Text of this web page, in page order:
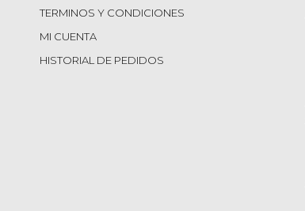
TERMINOS Y CONDICIONES
MI CUENTA
HISTORIAL DE PEDIDOS